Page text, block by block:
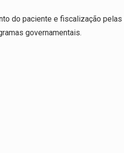
do paciente e fiscalização
governamentais.